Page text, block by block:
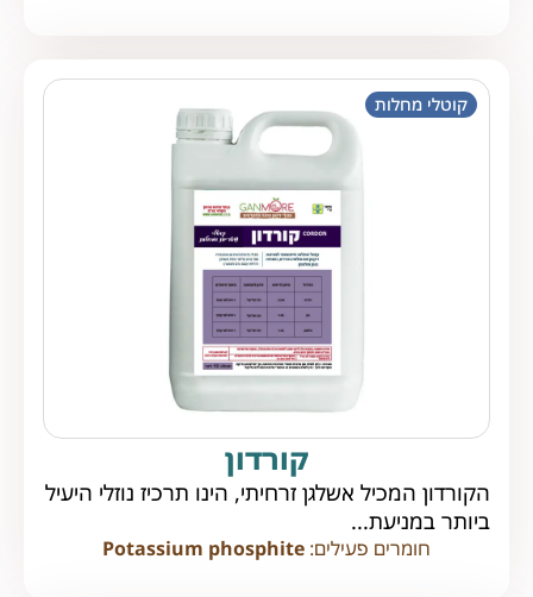
קוטלי מחלות
קורדון
הקורדון המכיל אשלגן זרחיתי, הינו תרכיז נוזלי היעיל
ביותר במניעת...
חומרים פעילים: Potassium phosphite